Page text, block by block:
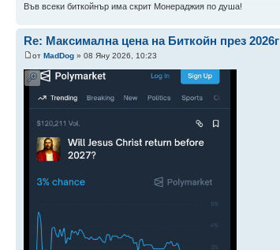
Във всеки биткойнър има скрит Монераджия по душа!
Re: Максимална цена на Биткойн през 2026г
от MadDog » 08 Яну 2026, 10:23